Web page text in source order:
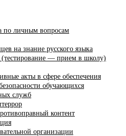
по личным вопросам
на знание русского языка
— прием в школу)
акты в сфере обеспечения
обучающихся
служб
контент
организации